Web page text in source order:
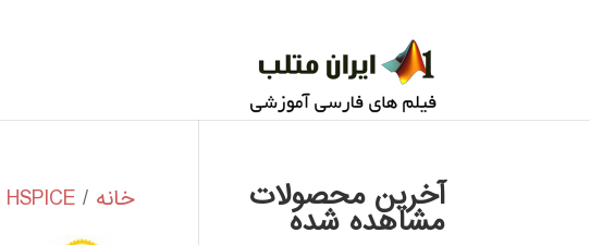
خانه /
HSPICE آخرین محصولات
مشاهده شده